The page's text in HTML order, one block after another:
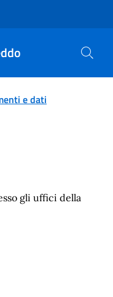
e dati
gli uffici della